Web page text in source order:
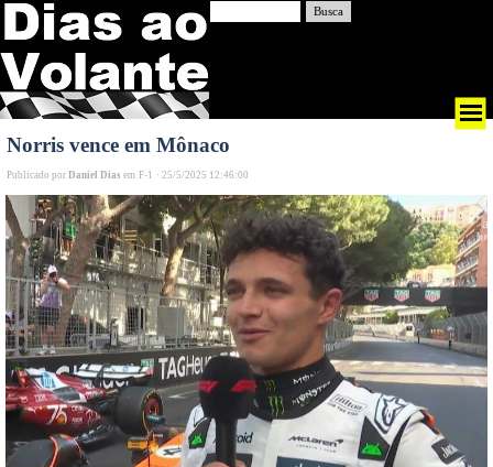
Busca
Norris vence em Mônaco
Publicado por Daniel Dias em F-1 · 25/5/2025 12:46:00